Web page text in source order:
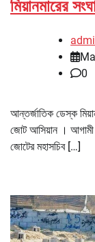
মিয়ানমারের
0
আন্তর্জাতিক ডেস্ক
জোট আসিয়ান । আগামী
জোটের মহাসচিব […]